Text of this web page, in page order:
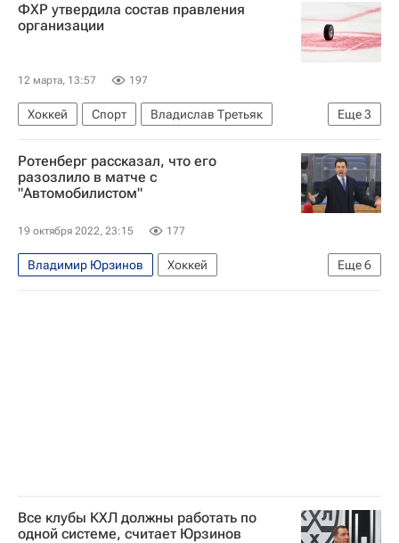
ФХР утвердила состав правления
организации
12 марта, 13:57 197
Еще3
Хоккей Спорт
Владислав Третьяк
Аркадий Ротенберг
Роман Ротенберг
Федерация хоккея России (ФХР)
Ротенберг рассказал, что его
разозлило в матче с
"Автомобилистом"
19 октября 2022, 23:15 177
Еще6
Владимир Юрзинов
Хоккей
СКА (Санкт-Петербург)
Роман Ротенберг
Все клубы КХЛ должны работать по
одной системе, считает Юрзинов